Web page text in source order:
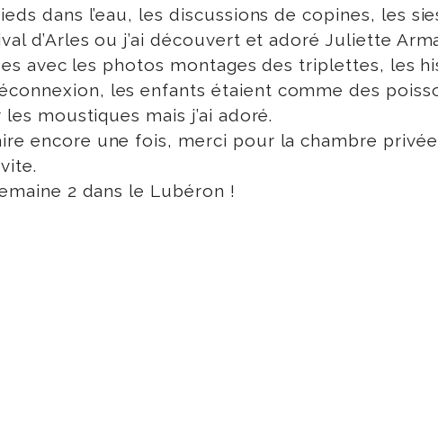
dans l’eau, les discussions de copines, les
d’Arles ou j’ai découvert et adoré Juliette
avec les photos montages des triplettes, les
les enfants étaient comme des
moustiques mais j’ai adoré.
encore une fois, merci pour la chambre
2 dans le Lubéron !